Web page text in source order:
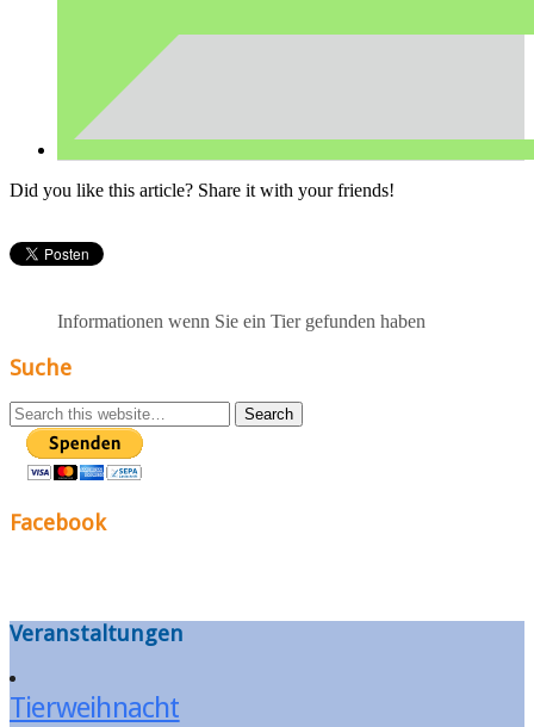
Did you like this article? Share it with your friends!
Informationen wenn Sie ein Tier gefunden haben
Suche
Facebook
Veranstaltungen
Tierweihnacht